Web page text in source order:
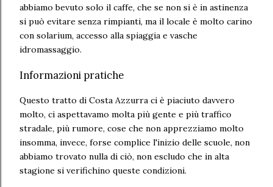
abbiamo bevuto solo il caffe, che se non si è in astinenza
si può evitare senza rimpianti, ma il locale è molto carino
con solarium, accesso alla spiaggia e vasche
idromassaggio.
Informazioni pratiche
Questo tratto di Costa Azzurra ci è piaciuto davvero
molto, ci aspettavamo molta più gente e più traffico
stradale, più rumore, cose che non apprezziamo molto
insomma, invece, forse complice l'inizio delle scuole, non
abbiamo trovato nulla di ciò, non escludo che in alta
stagione si verifichino queste condizioni.